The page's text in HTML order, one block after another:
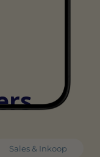
Sales & Inkoop